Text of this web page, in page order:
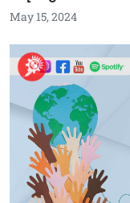
May 15, 2024